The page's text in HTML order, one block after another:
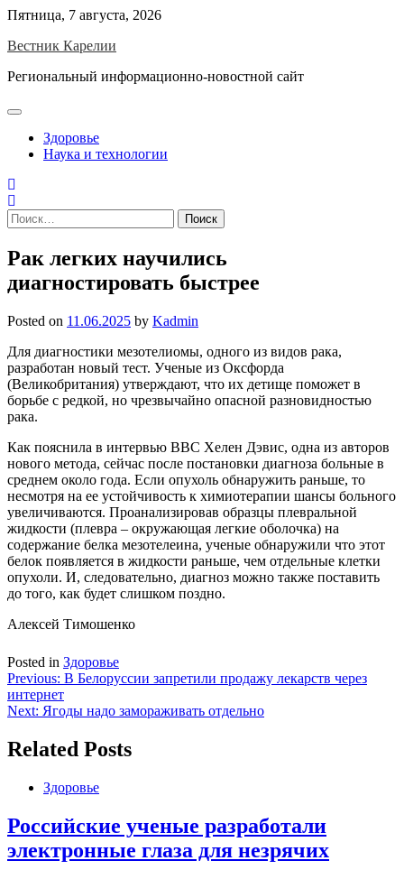
Skip
content
Пятница, 7 августа, 2026
Вестник Карелии
Региональный информационно-новостной сайт
Здоровье
Наука и технологии
Найти:
Рак легких научились
диагностировать быстрее
Posted on 11.06.2025 by Kadmin
Для диагностики мезотелиомы, одного из видов рака,
разработан новый тест. Ученые из Оксфорда
(Великобритания) утверждают, что их детище поможет в
борьбе с редкой, но чрезвычайно опасной разновидностью
рака.
Как пояснила в интервью BBC Хелен Дэвис, одна из авторов
нового метода, сейчас после постановки диагноза больные в
среднем около года. Если опухоль обнаружить раньше, то
несмотря на ее устойчивость к химиотерапии шансы больного
увеличиваются. Проанализировав образцы плевральной
жидкости (плевра – окружающая легкие оболочка) на
содержание белка мезотелеина, ученые обнаружили что этот
белок появляется в жидкости раньше, чем отдельные клетки
опухоли. И, следовательно, диагноз можно также поставить
до того, как будет слишком поздно.
Алексей Тимошенко
Posted in Здоровье
Навигация
по
Previous: В Белоруссии запретили продажу лекарств через
интернет
Next: Ягоды надо замораживать отдельно
Related Posts
Здоровье
Российские ученые разработали
электронные глаза для незрячих